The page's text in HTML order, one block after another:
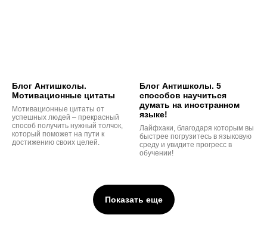
Блог Антишколы.
Мотивационные цитаты
Мотивационные цитаты от
успешных людей – прекрасный
способ получить нужный толчок,
который поможет на пути к
достижению своих целей.
Блог Антишколы. 5
способов научиться
думать на иностранном
языке!
Лайфхаки, благодаря которым вы
быстрее погрузитесь в языковую
среду и увидите прогресс в
обучении!
Показать еще